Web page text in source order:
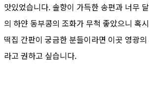
맛있었습니다. 솔향이 가득한 송편과 너무
의 하얀 동부콩의 조화가 무척 좋았으니 혹
떡집 간판이 궁금한 분들이라면 이곳 영광
라고 권하고 싶습니다.